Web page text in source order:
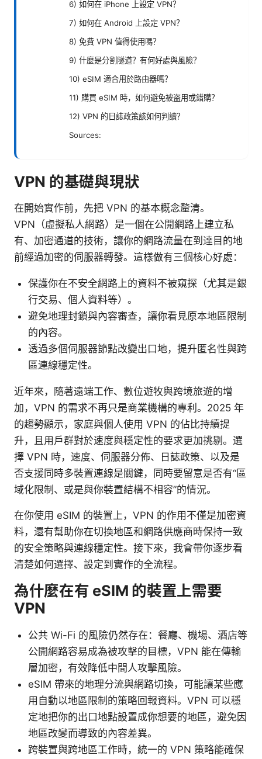
6) 如何在 iPhone 上設定 VPN？
7) 如何在 Android 上設定 VPN？
8) 免費 VPN 值得使用嗎？
9) 什麼是分割隧道？有何好處與風險？
10) eSIM 適合用於路由器嗎？
11) 購買 eSIM 時，如何避免被盗用或錯購？
12) VPN 的日誌政策該如何判讀？
Sources:
VPN 的基礎與現狀
在開始實作前，先把 VPN 的基本概念釐清。
VPN（虛擬私人網路）是一個在公開網路上建立私
有、加密通道的技術，讓你的網路流量在到達目的地
前經過加密的伺服器轉發。這樣做有三個核心好處：
保護你在不安全網路上的資料不被窺探（尤其是銀
行交易、個人資料等）。
避免地理封鎖與內容審查，讓你看見原本地區限制
的內容。
透過多個伺服器節點改變出口地，提升匿名性與跨
區連線穩定性。
近年來，隨著遠端工作、數位遊牧與跨境旅遊的增
加，VPN 的需求不再只是商業機構的專利。2025 年
的趨勢顯示，家庭與個人使用 VPN 的佔比持續提
升，且用戶群對於速度與穩定性的要求更加挑剔。選
擇 VPN 時，速度、伺服器分佈、日誌政策、以及是
否支援同時多裝置連線是關鍵，同時要留意是否有“區
域化限制、或是與你裝置結構不相容”的情況。
在你使用 eSIM 的裝置上，VPN 的作用不僅是加密資
料，還有幫助你在切換地區和網路供應商時保持一致
的安全策略與連線穩定性。接下來，我會帶你逐步看
清楚如何選擇、設定到實作的全流程。
為什麼在有 eSIM 的裝置上需要
VPN
公共 Wi-Fi 的風險仍然存在：餐廳、機場、酒店等
公開網路容易成為被攻擊的目標，VPN 能在傳輸
層加密，有效降低中間人攻擊風險。
eSIM 帶來的地理分流與網路切換，可能讓某些應
用自動以地區限制的策略回報資料。VPN 可以穩
定地把你的出口地點設置成你想要的地區，避免因
地區改變而導致的內容差異。
跨裝置與跨地區工作時，統一的 VPN 策略能確保